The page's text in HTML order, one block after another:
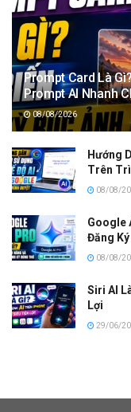
Prompt Card Là
Prompt AI Nhanh
08/08/2026
Hướng
Trên
08/08/
Google
Đăng
08/08/
Siri AI
Lợi
29/06/